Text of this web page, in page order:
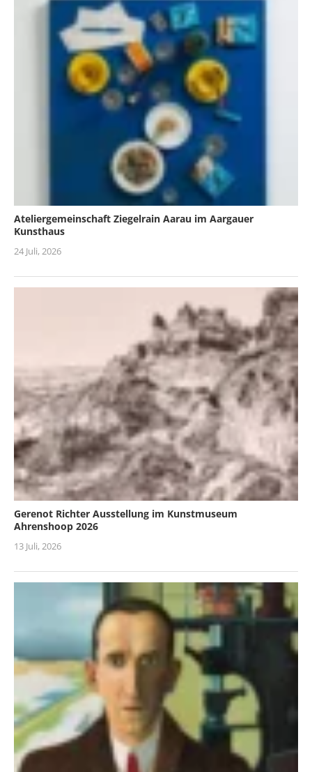
Ateliergemeinschaft Ziegelrain Aarau im Aargauer
Kunsthaus
24 Juli, 2026
Gerenot Richter Ausstellung im Kunstmuseum
Ahrenshoop 2026
13 Juli, 2026